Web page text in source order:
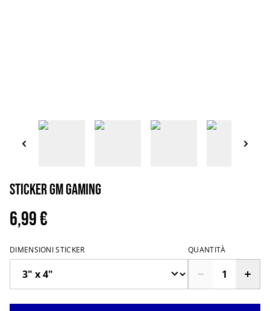
Sticker GM Gaming
6,99 €
DIMENSIONI STICKER QUANTITÀ